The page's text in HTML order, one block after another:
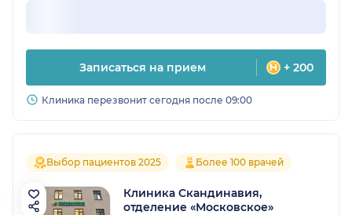
Записаться на прием + 200
Клиника перезвонит сегодня после 09:00
Выбор пациентов 2025 Более 100 врачей
Клиника Скандинавия,
отделение «Московское»